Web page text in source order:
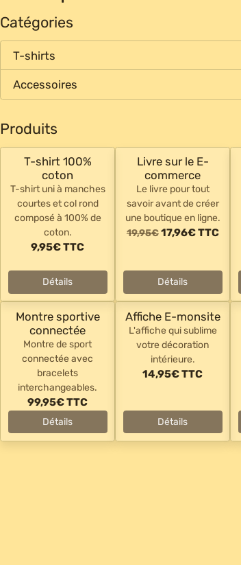
Catégories
T-shirts
Accessoires
Produits
T-shirt 100%
coton
T-shirt uni à manches
courtes et col rond
composé à 100% de
coton.
9,95€TTC
Détails
Livre sur le E-
commerce
Le livre pour tout
savoir avant de créer
une boutique en ligne.
19,95€17,96€TTC
Détails
Montre sportive
connectée
Montre de sport
connectée avec
bracelets
interchangeables.
99,95€TTC
Détails
Affiche E-monsite
L'affiche qui sublime
votre décoration
intérieure.
14,95€TTC
Détails